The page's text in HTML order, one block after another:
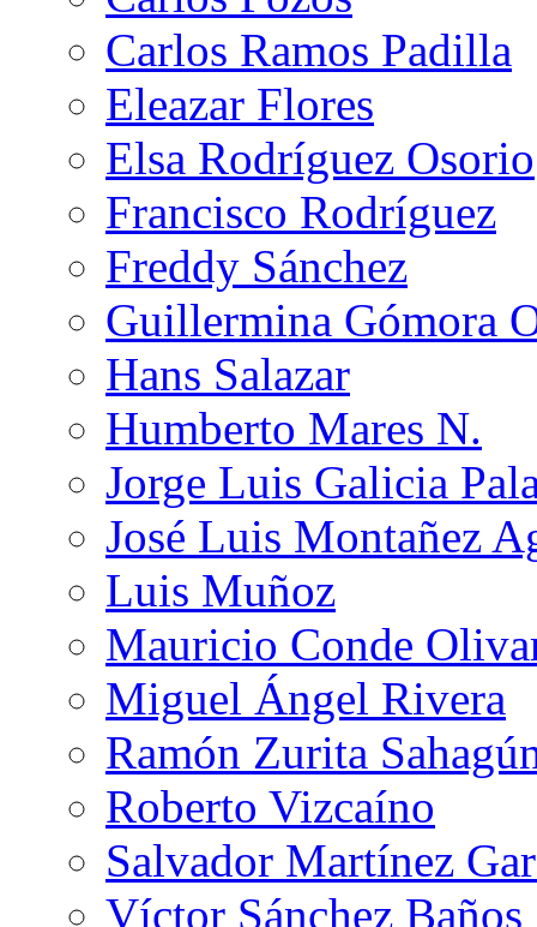
Carlos Ramos Padilla
Eleazar Flores
Elsa Rodríguez Osorio
Francisco Rodríguez
Freddy Sánchez
Guillermina Gómora
Hans Salazar
Humberto Mares N.
Jorge Luis Galicia
José Luis Montañez
Luis Muñoz
Mauricio Conde
Miguel Ángel Rivera
Ramón Zurita
Roberto Vizcaíno
Salvador Martínez
Víctor Sánchez Baños